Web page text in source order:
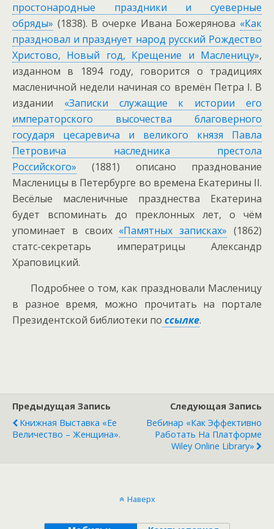
простонародные праздники и суеверные
обряды» (1838). В очерке Ивана Божерянова «Как
праздновал и празднует народ русский Рождество
Христово, Новый год, Крещение и Масленицу»,
изданном в 1894 году, говорится о традициях
масленичной недели начиная со времён Петра I. В
издании «Записки служащие к истории его
императорского высочества благоверного
государя цесаревича и великого князя Павла
Петровича наследника престола
Российского» (1881) описано празднование
Масленицы в Петербурге во времена Екатерины II.
Весёлые масленичные празднества Екатерина
будет вспоминать до преклонных лет, о чём
упоминает в своих «Памятных записках» (1862)
статс-секретарь императрицы Александр
Храповицкий.
Подробнее о том, как праздновали Масленицу
в разное время, можно прочитать на портале
Президентской библиотеки по ссылке.
Предыдущая Запись
Книжная Выставка «Ее
Величество – Женщина».
Следующая Запись
Вебинар «Как Эффективно
Работать На Платформе
Wiley Online Library»
Наверх